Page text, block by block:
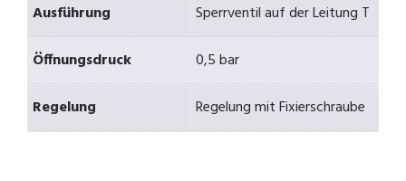
Ausführung
Sperrventil auf der Leitung T
Öffnungsdruck
0,5 bar
Regelung
Regelung mit Fixierschraube